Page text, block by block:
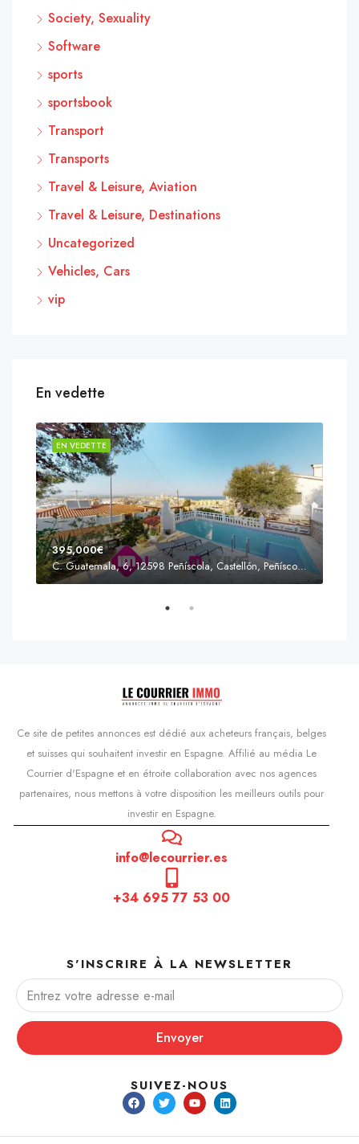
Society, Sexuality
Software
sports
sportsbook
Transport
Transports
Travel & Leisure, Aviation
Travel & Leisure, Destinations
Uncategorized
Vehicles, Cars
vip
En vedette
EN VEDETTE
395,000€
C. Guatemala, 6, 12598 Peñíscola, Castellón, Peñíscola, Communauté valencienne
Ce site de petites annonces est dédié aux acheteurs français, belges
et suisses qui souhaitent investir en Espagne. Affilié au média Le
Courrier d'Espagne et en étroite collaboration avec nos agences
partenaires, nous mettons à votre disposition les meilleurs outils pour
investir en Espagne.
info@lecourrier.es
+34 695 77 53 00
S'INSCRIRE À LA NEWSLETTER
Envoyer
SUIVEZ-NOUS